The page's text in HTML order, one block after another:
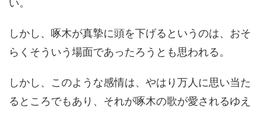
い。
しかし、啄木が真摯に頭を下げるというのは、おそ
らくそういう場面であったろうとも思われる。
しかし、このような感情は、やはり万人に思い当た
るところでもあり、それが啄木の歌が愛されるゆえ